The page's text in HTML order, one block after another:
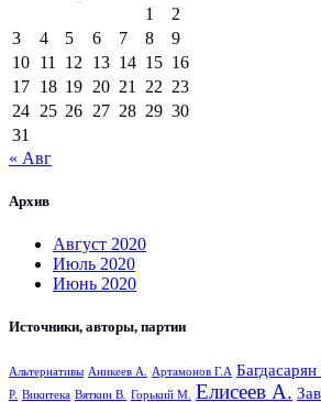
1
2
3
4 5 6 7 8
9
10 11 12 13 14 15 16
17 18 19 20 21 22 23
24 25 26 27 28 29 30
31
« Авг
Архив
Август 2020
Июль 2020
Июнь 2020
Источники, авторы, партии
Альтернативы Аникеев А. Артамонов Г.А
Р. Викитека Вяткин В. Горький М. Елисеев А.